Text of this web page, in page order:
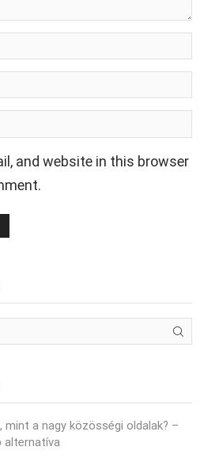
and website in this browser
mint a nagy közösségi oldalak? –
alternatíva